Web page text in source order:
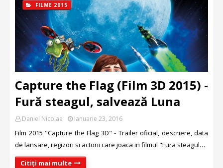
FILME 2015
Capture the Flag (Film 3D 2015) -
Fură steagul, salvează Luna
Daniel Nicolae Ianuarie 23, 2016
Film 2015 "Capture the Flag 3D" - Trailer oficial, descriere, data
de lansare, regizori si actorii care joaca in filmul "Fura steagul…
Citiți mai multe